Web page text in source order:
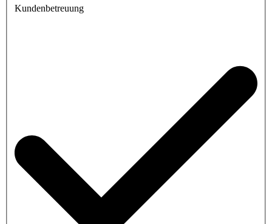
Kundenbetreuung